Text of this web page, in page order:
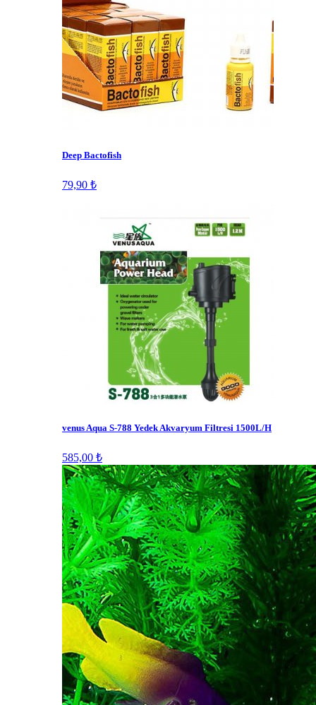
Deep Bactofish
79,90 ₺
venus Aqua S-788 Yedek Akvaryum Filtresi 1500L/H
585,00 ₺